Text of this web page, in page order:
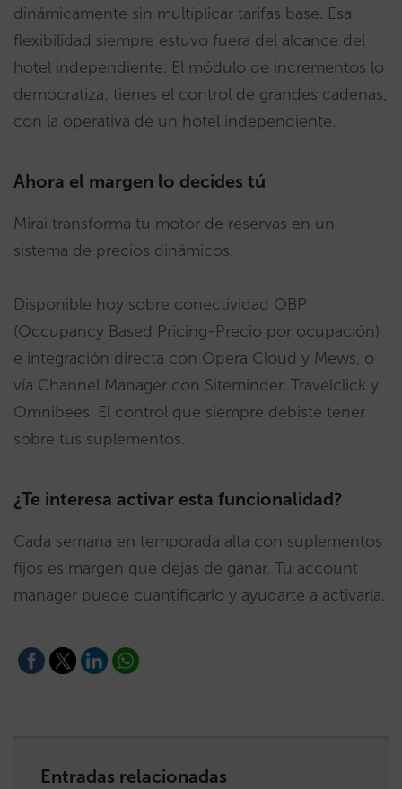
dinámicamente sin multiplicar tarifas base. Esa
flexibilidad siempre estuvo fuera del alcance del
hotel independiente. El módulo de incrementos lo
democratiza: tienes el control de grandes cadenas,
con la operativa de un hotel independiente.
Ahora el margen lo decides tú
Mirai transforma tu motor de reservas en un
sistema de precios dinámicos.
Disponible hoy sobre conectividad OBP
(Occupancy Based Pricing-Precio por ocupación)
e integración directa con Opera Cloud y Mews, o
vía Channel Manager con Siteminder, Travelclick y
Omnibees. El control que siempre debiste tener
sobre tus suplementos.
¿Te interesa activar esta funcionalidad?
Cada semana en temporada alta con suplementos
fijos es margen que dejas de ganar. Tu account
manager puede cuantificarlo y ayudarte a activarla.
Entradas relacionadas